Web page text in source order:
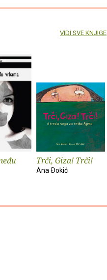
Trči, Giza! Trči!
Ana Ðokić
VIDI SVE KNJIGE